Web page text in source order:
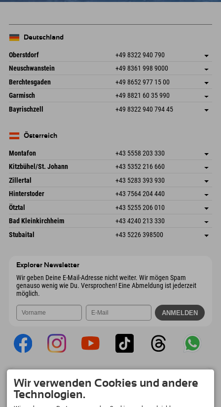
Deutschland
Oberstdorf +49 8322 940 790
An der Breitach 3
Deutschland
Adresse speichern
Buchen
Neuschwanstein +49 8361 998 9000
An der Riese 45
87484 Nesselwang im Allgäu
Deutschland
Adresse speichern
Anreiseinfos
Buchen
Berchtesgaden +49 8652 977 15 00
Hofreitstr. 7
Deutschland
Adresse speichern
Buchen
Garmisch +49 8821 60 35 990
Frickenstraße 22
82490 Farchant
Adresse speichern
Anreiseinfos
Bayrischzell +49 8322 940 794 45
Deutschland
Österreich
Montafon +43 5558 203 330
Dorfstr. 127b
6793 Gaschurn/Montafon
Österreich
Adresse speichern
Buchen
Kitzbühel/St. Johann +43 5352 216 660
Speckbacherstraße 87
6380 St. Johann in Tirol
Österreich
Adresse speichern
Anreiseinfos
Buchen
Zillertal +43 5283 393 930
Schmiedau 2
Österreich
Adresse speichern
Buchen
Hinterstoder +43 7564 204 440
Freizeitpark 10
4573 Hinterstoder
Österreich
Adresse speichern
Anreiseinfos
Buchen
Ötztal +43 5255 206 010
Gscheat 14
Österreich
Adresse speichern
Buchen
Bad Kleinkirchheim +43 4240 213 330
Dorfstraße 24
9546 Bad Kleinkirchheim
Adresse speichern
Anreiseinfos
Stubaital +43 5226 398500
Explorer Newsletter
Wir geben Deine E-Mail-Adresse nicht weiter. Wir mögen Spam
genauso wenig wie Du. Versprochen! Eine Abmeldung ist jederzeit
möglich.
Upload Deiner #ExplorerMoments, Mein
Explorer To Go mit Buchungsübersicht,
Bucketlist, Restaurantübersicht uvm. Jetzt
Wir verwenden Cookies und andere
Technologien.